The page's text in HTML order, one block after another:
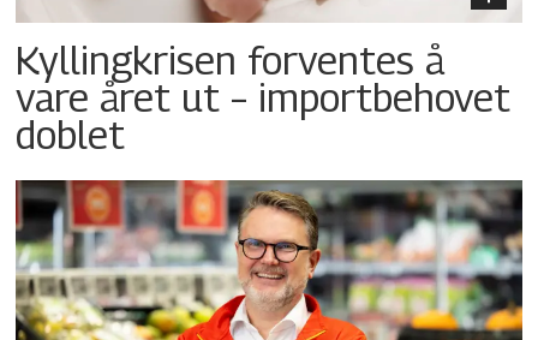
Kyllingkrisen forventes å
vare året ut – importbehovet
doblet